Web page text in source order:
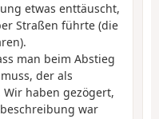
etwas enttäuscht,
Straßen führte (die
man beim Abstieg
der als
haben gezögert,
war